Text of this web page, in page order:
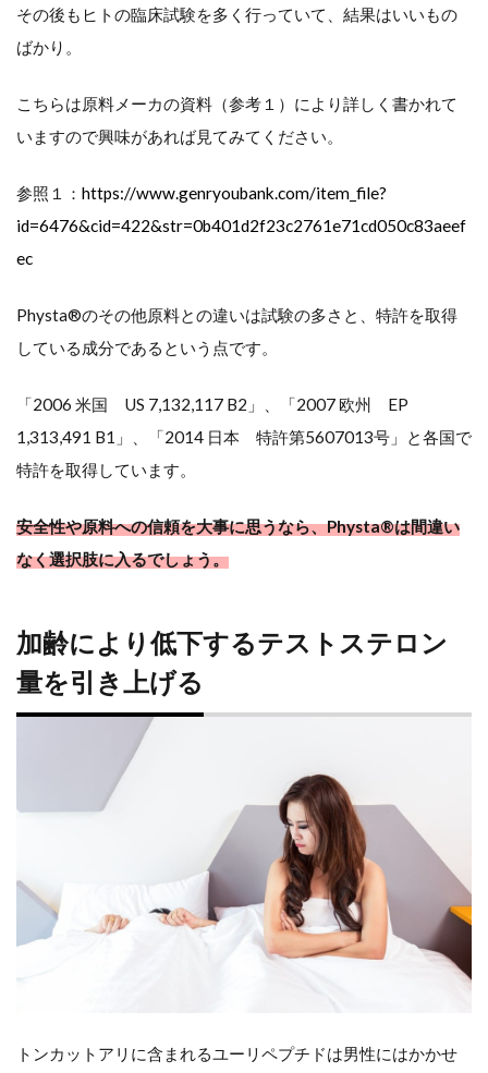
す
る
テ
ス
ト
ス
ロ
量
を
き
げ
る
く
い
で
その後もヒトの臨床試験を多く行っていて、結果はいいもの
ばかり。
こちらは原料メーカの資料（参考１）により詳しく書かれて
いますので興味があれば見てみてください。
参照１： https://www.genryoubank.com/item_file?
id=6476&cid=422&str=0b401d2f23c2761e71cd050c83aeef
ec
Physta®のその他原料との違いは試験の多さと、特許を取得
している成分であるという点です。
「2006 米国 US 7,132,117 B2」、「2007 欧州 EP
1,313,491 B1」、「2014 日本 特許第5607013号」と各国で
特許を取得しています。
安全性や原料への信頼を大事に思うなら、Physta®は間違い
なく選択肢に入るでしょう。
加齢により低下するテストステロン
量を引き上げる
トンカットアリに含まれるユーリペプチドは男性にはかかせ